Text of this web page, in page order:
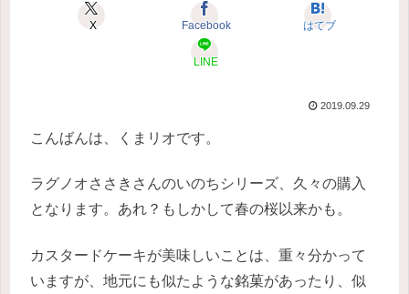
X Facebook はてブ
LINE
2019.09.29
こんばんは、くまリオです。
ラグノオささきさんのいのちシリーズ、久々の購入
となります。あれ？もしかして春の桜以来かも。
カスタードケーキが美味しいことは、重々分かって
いますが、地元にも似たような銘菓があったり、似